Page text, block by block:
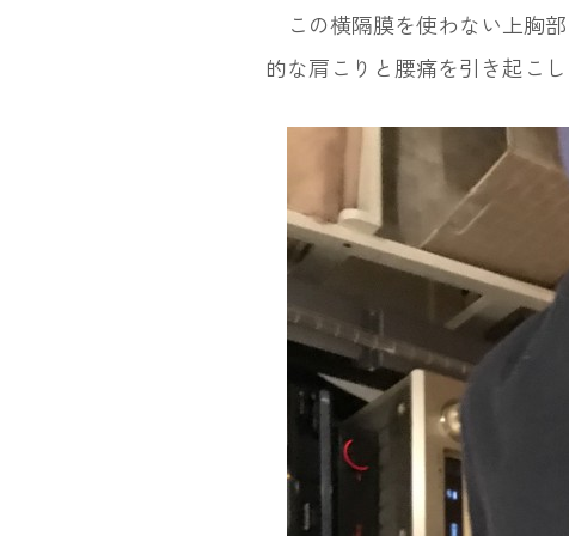
この横隔膜を使わない上胸
的な肩こりと腰痛を引き起こし